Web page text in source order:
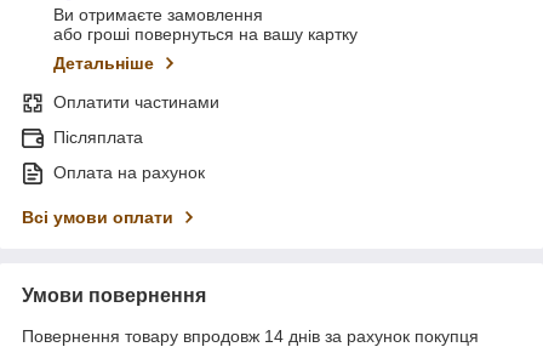
Ви отримаєте замовлення
або гроші повернуться на вашу картку
Детальніше
Оплатити частинами
Післяплата
Оплата на рахунок
Всі умови оплати
Умови повернення
Повернення товару впродовж 14 днів за рахунок покупця